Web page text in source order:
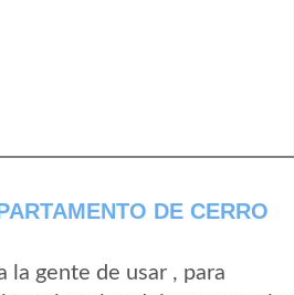
DE CERRO
la gente de usar , para